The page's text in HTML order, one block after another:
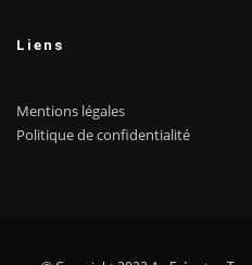
Liens
Mentions légales
Politique de confidentialité